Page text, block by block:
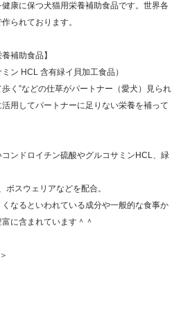
康に保つ犬猫用栄養補助食品です。世界各
られております。
補助食品】
ン HCL 含有緑イ貝加工食品）
歩く”などの仕草がパートナー（愛犬）見られ
用してパートナーに足りない栄養を補って
ンドロイチン硫酸やグルコサミンHCL、緑
ボスウェリアなどを配合。
なるといわれている成分や一般的な食事か
に含まれています＾＾